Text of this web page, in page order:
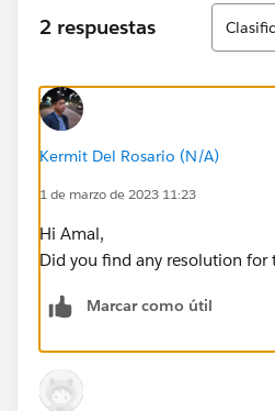
2 respuestas
Ordenar
Kermit Del Rosario (N/A)
1 de marzo de 2023 11:23
Hi Amal,
Did you find any resolution for
Marcar como útil